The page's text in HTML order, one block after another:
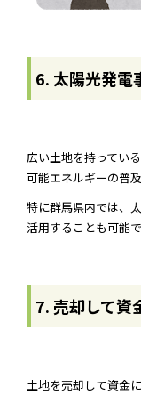
6. 太陽光発電
広い土地を持ってい
可能エネルギーの普
特に群馬県内では、
活用することも可能で
7. 売却して資
土地を売却して資金